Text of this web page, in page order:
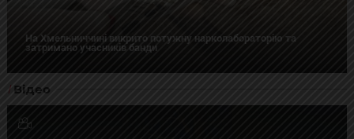
На Хмельниччині викрито потужну нарколабораторію та
затримано учасників банди
Відео